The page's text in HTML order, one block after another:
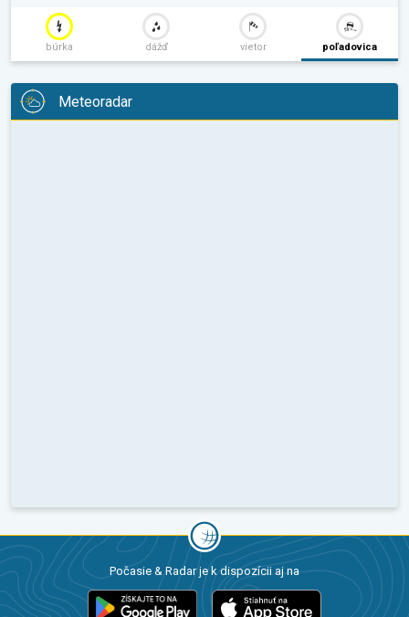
búrka dážď vietor poľadovica
Meteoradar
Počasie & Radar je k dispozícii aj na